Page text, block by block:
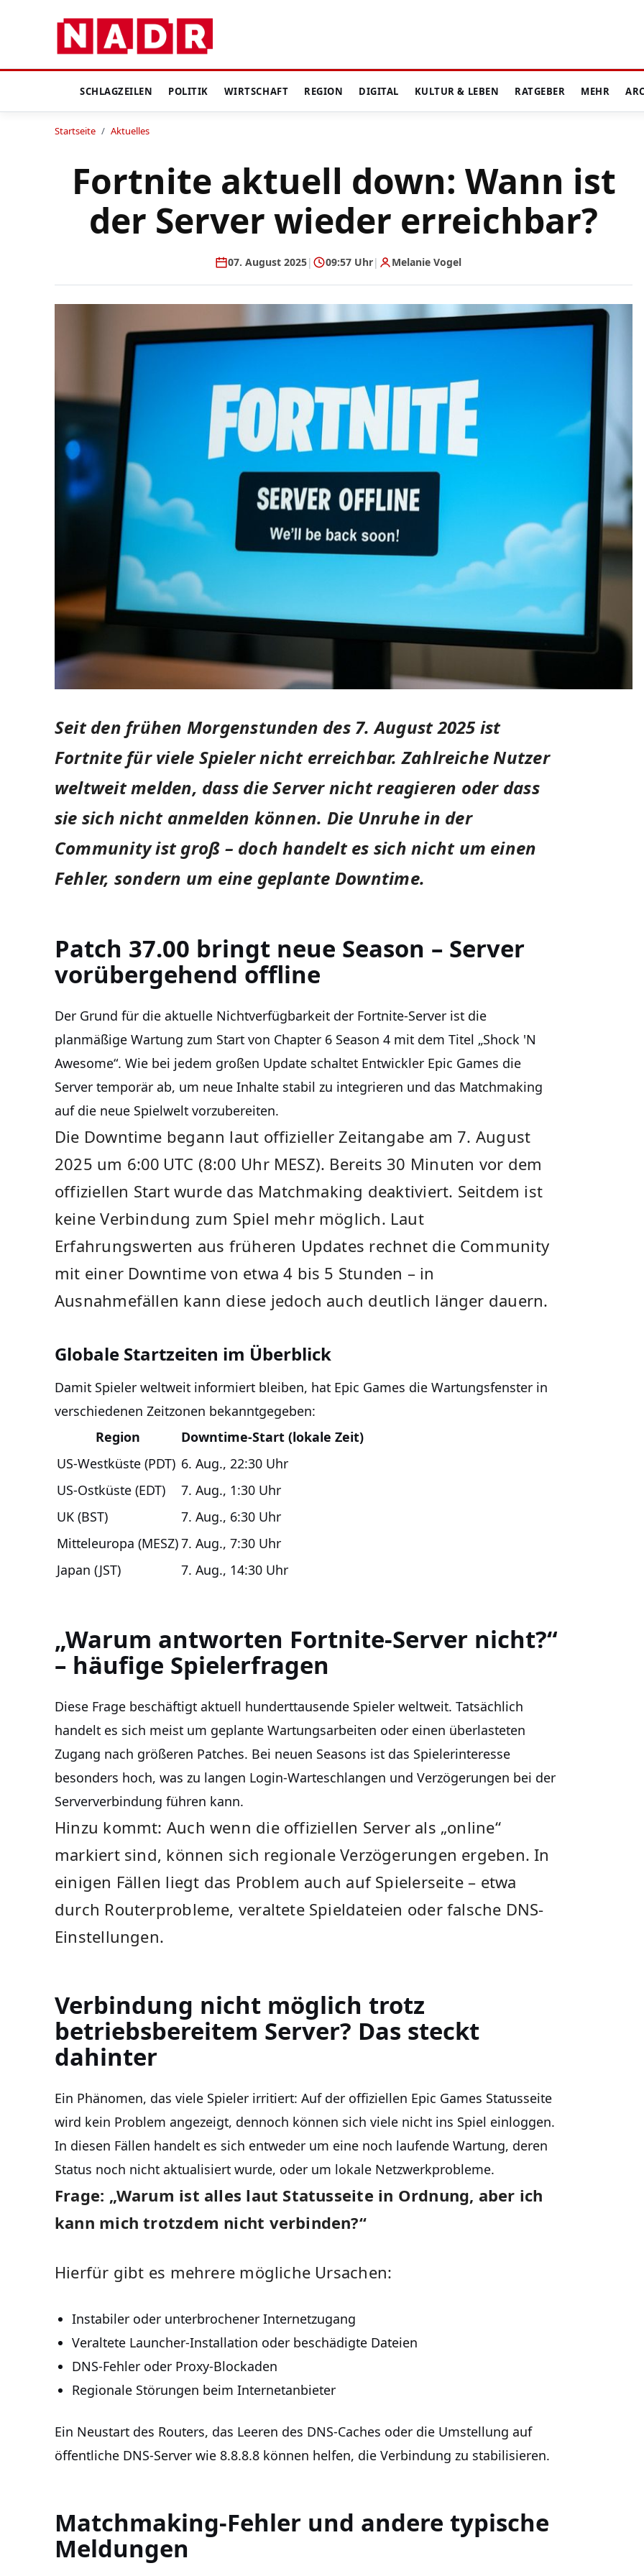
SCHLAGZEILEN POLITIK WIRTSCHAFT REGION DIGITAL KULTUR & LEBEN RATGEBER MEHR
Startseite / Aktuelles
Fortnite aktuell down: Wann ist
der Server wieder erreichbar?
07. August 2025| 09:57 Uhr| Melanie Vogel
Seit den frühen Morgenstunden des 7. August 2025 ist
Fortnite für viele Spieler nicht erreichbar. Zahlreiche Nutzer
weltweit melden, dass die Server nicht reagieren oder dass
sie sich nicht anmelden können. Die Unruhe in der
Community ist groß – doch handelt es sich nicht um einen
Fehler, sondern um eine geplante Downtime.
Patch 37.00 bringt neue Season – Server
vorübergehend offline
Der Grund für die aktuelle Nichtverfügbarkeit der Fortnite-Server ist die
planmäßige Wartung zum Start von Chapter 6 Season 4 mit dem Titel „Shock 'N
Awesome“. Wie bei jedem großen Update schaltet Entwickler Epic Games die
Server temporär ab, um neue Inhalte stabil zu integrieren und das Matchmaking
auf die neue Spielwelt vorzubereiten.
Die Downtime begann laut offizieller Zeitangabe am 7. August
2025 um 6:00 UTC (8:00 Uhr MESZ). Bereits 30 Minuten vor dem
offiziellen Start wurde das Matchmaking deaktiviert. Seitdem ist
keine Verbindung zum Spiel mehr möglich. Laut
Erfahrungswerten aus früheren Updates rechnet die Community
mit einer Downtime von etwa 4 bis 5 Stunden – in
Ausnahmefällen kann diese jedoch auch deutlich länger dauern.
Globale Startzeiten im Überblick
Damit Spieler weltweit informiert bleiben, hat Epic Games die Wartungsfenster in
verschiedenen Zeitzonen bekanntgegeben:
Region
Downtime-Start (lokale Zeit)
US-Westküste (PDT) 6. Aug., 22:30 Uhr
US-Ostküste (EDT)
7. Aug., 1:30 Uhr
UK (BST)
7. Aug., 6:30 Uhr
Mitteleuropa (MESZ)7. Aug., 7:30 Uhr
Japan (JST)
7. Aug., 14:30 Uhr
„Warum antworten Fortnite-Server nicht?“
– häufige Spielerfragen
Diese Frage beschäftigt aktuell hunderttausende Spieler weltweit. Tatsächlich
handelt es sich meist um geplante Wartungsarbeiten oder einen überlasteten
Zugang nach größeren Patches. Bei neuen Seasons ist das Spielerinteresse
besonders hoch, was zu langen Login-Warteschlangen und Verzögerungen bei der
Serververbindung führen kann.
Hinzu kommt: Auch wenn die offiziellen Server als „online“
markiert sind, können sich regionale Verzögerungen ergeben. In
einigen Fällen liegt das Problem auch auf Spielerseite – etwa
durch Routerprobleme, veraltete Spieldateien oder falsche DNS-
Einstellungen.
Verbindung nicht möglich trotz
betriebsbereitem Server? Das steckt
dahinter
Ein Phänomen, das viele Spieler irritiert: Auf der offiziellen Epic Games Statusseite
wird kein Problem angezeigt, dennoch können sich viele nicht ins Spiel einloggen.
In diesen Fällen handelt es sich entweder um eine noch laufende Wartung, deren
Status noch nicht aktualisiert wurde, oder um lokale Netzwerkprobleme.
Frage: „Warum ist alles laut Statusseite in Ordnung, aber ich
kann mich trotzdem nicht verbinden?“
Hierfür gibt es mehrere mögliche Ursachen:
Instabiler oder unterbrochener Internetzugang
Veraltete Launcher-Installation oder beschädigte Dateien
DNS-Fehler oder Proxy-Blockaden
Regionale Störungen beim Internetanbieter
Ein Neustart des Routers, das Leeren des DNS-Caches oder die Umstellung auf
öffentliche DNS-Server wie 8.8.8.8 können helfen, die Verbindung zu stabilisieren.
Matchmaking-Fehler und andere typische
Meldungen